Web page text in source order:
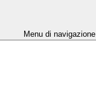
Menu di navigazione